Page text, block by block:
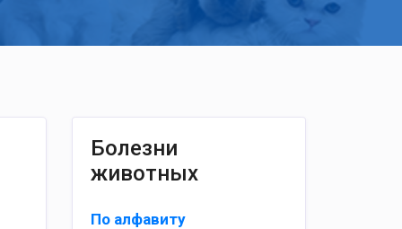
Болезни
животных
По алфавиту